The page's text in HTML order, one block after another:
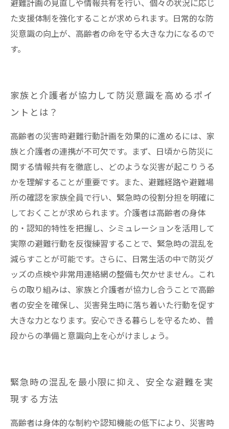
避難計画の見直しや情報共有を行い、個々の状況に応じ
た支援体制を強化することが求められます。日常的な防
災意識の向上が、高齢者の命を守る大きな力になるので
す。
家族と介護者が協力して防災意識を高めるポイ
ントとは？
高齢者の災害時避難行動計画を効果的に進めるには、家
族と介護者の連携が不可欠です。まず、日頃から防災に
関する情報共有を徹底し、どのような災害が起こりうる
かを理解することが重要です。また、避難経路や避難場
所の確認を家族全員で行い、緊急時の役割分担を明確に
しておくことが求められます。介護者は高齢者の身体
的・認知的特性を把握し、シミュレーションを活用して
実際の避難行動を反復練習することで、緊急時の混乱を
減らすことが可能です。さらに、日常生活の中で防災グ
ッズの点検や非常用連絡網の整備も欠かせません。これ
らの取り組みは、家族と介護者が協力し合うことで高齢
者の安全を確保し、災害発生時に落ち着いた行動を促す
大きな力となります。安心できる暮らしを守るため、普
段からの準備と意識向上を心がけましょう。
緊急時の混乱を最小限に抑え、安全な避難を実
現する方法
高齢者は身体的な制約や認知機能の低下により、災害時